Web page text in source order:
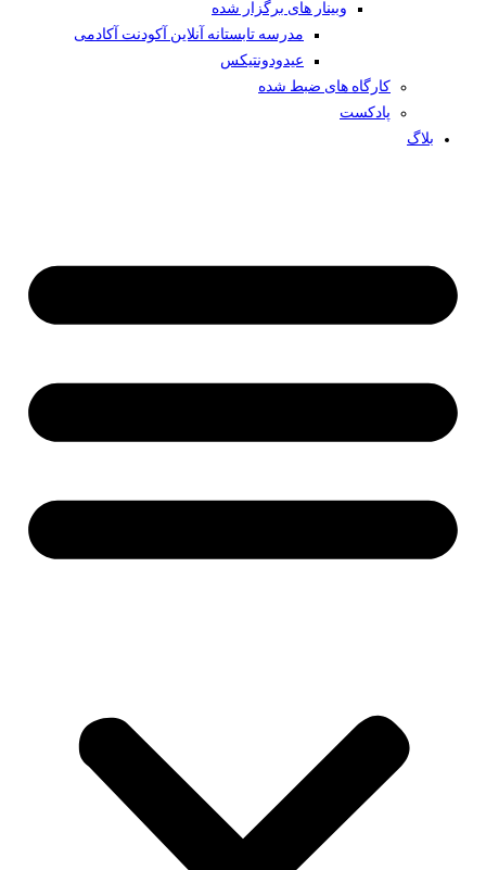
وبینار های برگزار شده
مدرسه تابستانه آنلاین آکودنت آکادمی
عیدودونتیکس
کارگاه های ضبط شده
پادکست
بلاگ